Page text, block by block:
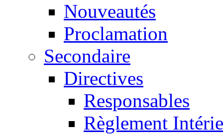
Nouveautés
Proclamation
Secondaire
Directives
Responsables
Règlement